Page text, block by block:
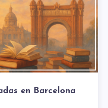
en Barcelona